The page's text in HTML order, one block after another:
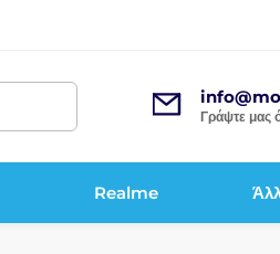
Γράψτε μας
Realme